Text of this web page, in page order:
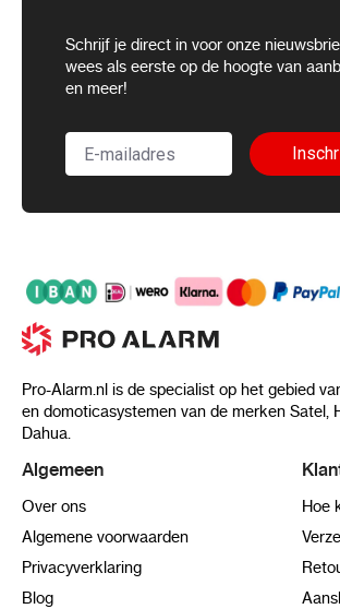
Schrijf je direct in voor onze
wees als eerste op de hoogte van
en meer!
Pro-Alarm.nl is de specialist op het gebied
en domoticasystemen van de merken Satel,
Dahua.
Algemeen
Over ons
Algemene voorwaarden
Privacyverklaring
Blog
Hoe